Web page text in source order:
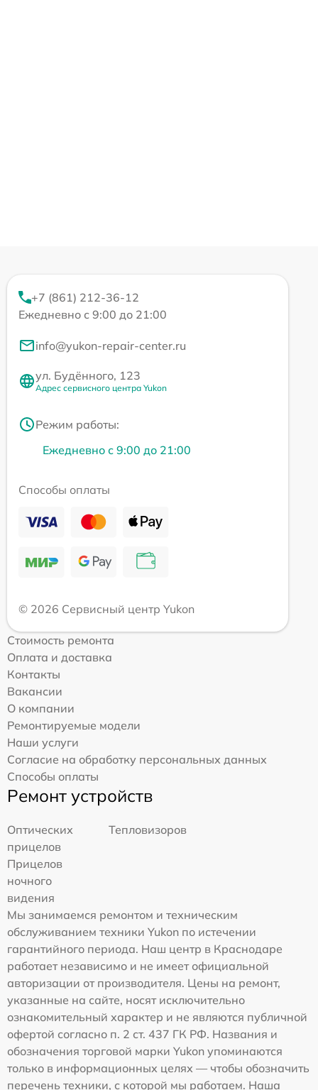
+7 (861) 212-36-12
Ежедневно с 9:00 до 21:00
info@yukon-repair-center.ru
ул. Будённого, 123
Адрес сервисного центра Yukon
Режим работы:
Ежедневно с 9:00 до 21:00
Способы оплаты
© 2026 Сервисный центр Yukon
Стоимость ремонта
Оплата и доставка
Контакты
Вакансии
О компании
Ремонтируемые модели
Наши услуги
Согласие на обработку персональных данных
Способы оплаты
Ремонт устройств
Оптических
прицелов
Тепловизоров
Прицелов
ночного
видения
Мы занимаемся ремонтом и техническим
обслуживанием техники Yukon по истечении
гарантийного периода. Наш центр в Краснодаре
работает независимо и не имеет официальной
авторизации от производителя. Цены на ремонт,
указанные на сайте, носят исключительно
ознакомительный характер и не являются публичной
офертой согласно п. 2 ст. 437 ГК РФ. Названия и
обозначения торговой марки Yukon упоминаются
только в информационных целях — чтобы обозначить
перечень техники, с которой мы работаем. Наша